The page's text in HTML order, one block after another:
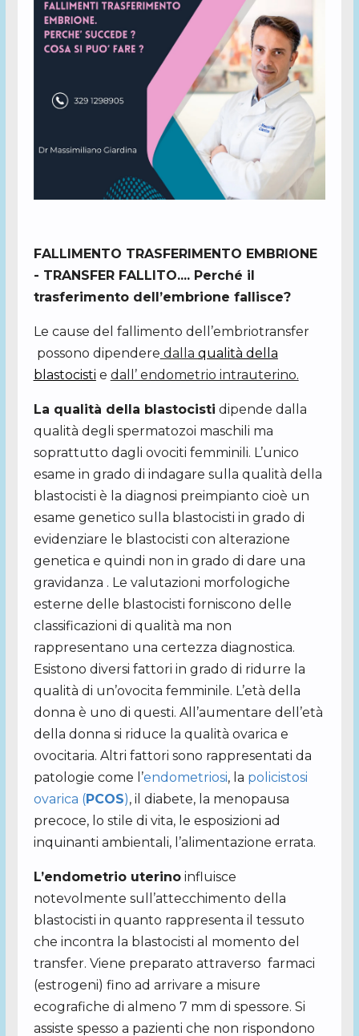
FALLIMENTO TRASFERIMENTO EMBRIONE
- TRANSFER FALLITO.... Perché il
trasferimento dell’embrione fallisce?
Le cause del fallimento dell’embriotransfer
possono dipendere dalla qualità della
blastocisti e dall’ endometrio intrauterino.
La qualità della blastocisti dipende dalla
qualità degli spermatozoi maschili ma
soprattutto dagli ovociti femminili. L’unico
esame in grado di indagare sulla qualità della
blastocisti è la diagnosi preimpianto cioè un
esame genetico sulla blastocisti in grado di
evidenziare le blastocisti con alterazione
genetica e quindi non in grado di dare una
gravidanza . Le valutazioni morfologiche
esterne delle blastocisti forniscono delle
classificazioni di qualità ma non
rappresentano una certezza diagnostica.
Esistono diversi fattori in grado di ridurre la
qualità di un’ovocita femminile. L’età della
donna è uno di questi. All’aumentare dell’età
della donna si riduce la qualità ovarica e
ovocitaria. Altri fattori sono rappresentati da
patologie come l’endometriosi, la policistosi
ovarica (PCOS), il diabete, la menopausa
precoce, lo stile di vita, le esposizioni ad
inquinanti ambientali, l’alimentazione errata.
L’endometrio uterinoinfluisce
notevolmente sull’attecchimento della
blastocisti in quanto rappresenta il tessuto
che incontra la blastocisti al momento del
transfer. Viene preparato attraverso farmaci
(estrogeni) fino ad arrivare a misure
ecografiche di almeno 7 mm di spessore. Si
assiste spesso a pazienti che non rispondono